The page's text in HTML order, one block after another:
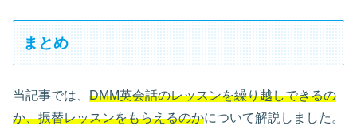
まとめ
当記事では、 DMM英会話のレッスンを繰り越しできるの
か、振替レッスンをもらえるのかについて解説しました。